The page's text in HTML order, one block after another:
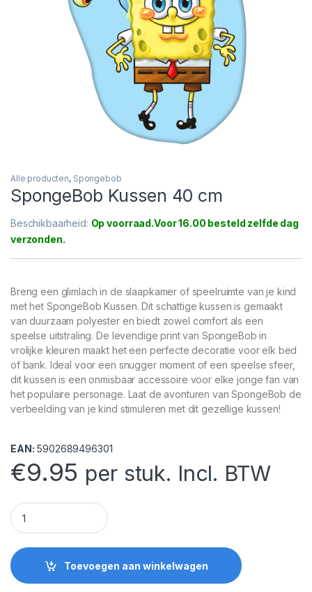
Alle producten, Spongebob
SpongeBob Kussen 40 cm
Beschikbaarheid: Op voorraad
Breng een glimlach in de slaapkamer of speelruimte van je kind
met het SpongeBob Kussen. Dit schattige kussen is gemaakt
van duurzaam polyester en biedt zowel comfort als een
speelse uitstraling. De levendige print van SpongeBob in
vrolijke kleuren maakt het een perfecte decoratie voor elk bed
of bank. Ideal voor een snugger moment of een speelse sfeer,
dit kussen is een onmisbaar accessoire voor elke jonge fan van
het populaire personage. Laat de avonturen van SpongeBob de
verbeelding van je kind stimuleren met dit gezellige kussen!
EAN: 5902689496301
€9.95 per stuk. Incl. BTW
SpongeBob Kussen 40 cm quantity
Toevoegen aan winkelwagen